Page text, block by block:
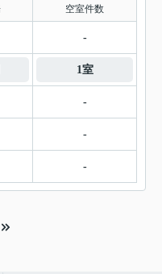
空室件数
-
1室
-
-
-